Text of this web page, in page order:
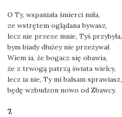
O Ty, wspaniała śmierci miła,
ze wstrętem oglądana bywasz,
lecz nie przeze mnie, Tyś przybyła,
bym biady dłużey nie przeżywał.
Wiem ia, że bogacz się obawia,
że z trwogą patrzą świata wielcy,
lecz ia nie, Ty mi balsam sprawiasz,
będę wzbudzon nowo od Zbawcy.
7.